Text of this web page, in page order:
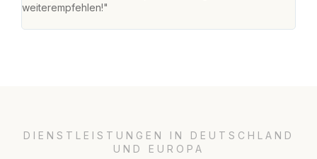
weiterempfehlen!"
DIENSTLEISTUNGEN IN DEUTSCHLAND
UND EUROPA